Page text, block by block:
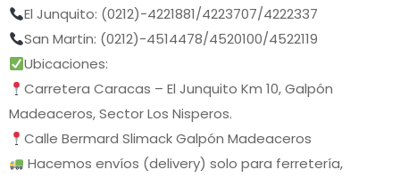
El Junquito: (0212)-4221881/4223707/4222337
San Martin: (0212)-4514478/4520100/4522119
Ubicaciones:
Carretera Caracas – El Junquito Km 10, Galpón
Madeaceros, Sector Los Nisperos.
Calle Bermard Slimack Galpón Madeaceros
Hacemos envíos (delivery) solo para ferretería,